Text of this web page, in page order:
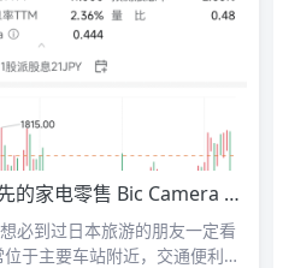
家电零售 Bic Camera 3048 分析
必到过日本旅游的朋友一定看
于主要车站附近，交通便利，